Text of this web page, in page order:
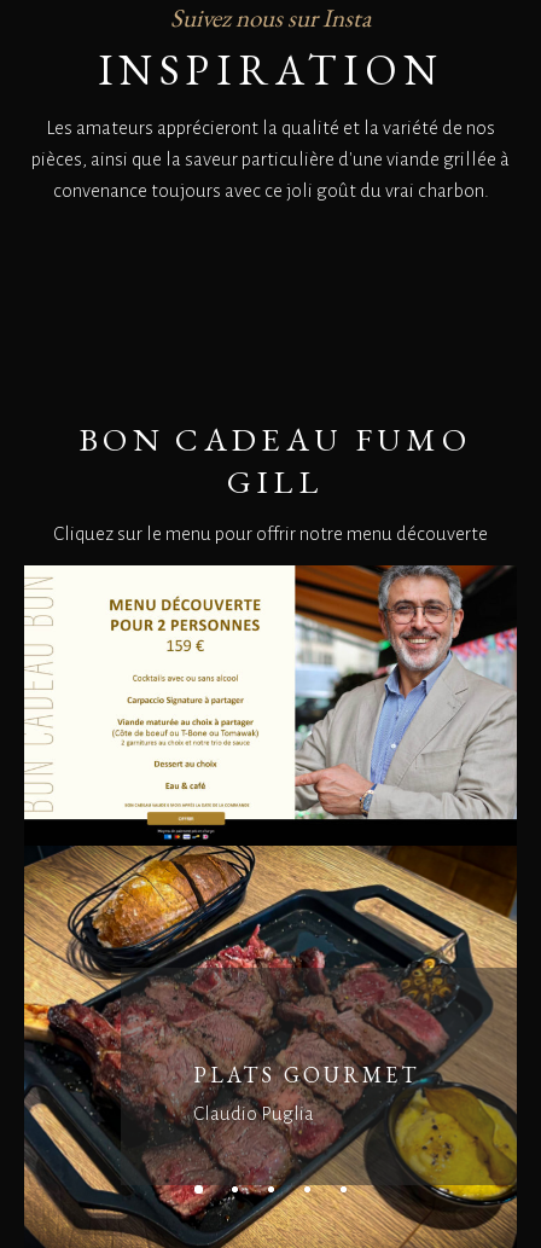
Suivez nous sur Insta
INSPIRATION
Les amateurs apprécieront la qualité et la variété de nos
pièces, ainsi que la saveur particulière d'une viande grillée à
convenance toujours avec ce joli goût du vrai charbon.
BON CADEAU FUMO
GILL
Cliquez sur le menu pour offrir notre menu découverte
PLATS GOURMET
Claudio Puglia